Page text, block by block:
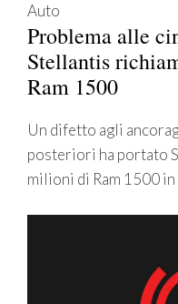
Auto
Problema alle
Stellantis
Ram 1500
Un difetto agli
posteriori ha portato
milioni di Ram 1500